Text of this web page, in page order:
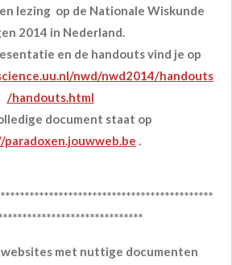
lezing op de Nationale Wiskunde
2014 in Nederland.
en de handouts vind je op
nwd/nwd2014/handouts
/handouts.html
document staat op
.
met nuttige documenten